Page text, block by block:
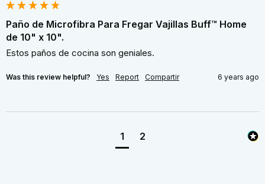
Paño de Microfibra Para Fregar Vajillas Buff™ Home
de 10" x 10".
Estos paños de cocina son geniales.
Was this review helpful? Yes Report Compartir 6 years ago
1 2